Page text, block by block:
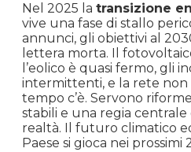
Nel 2025 la transizione
vive una fase di stallo
annunci, gli obiettivi al
lettera morta. Il
l’eolico è quasi fermo, gli
intermittenti, e la rete non
tempo c’è. Servono
stabili e una regia centrale
realtà. Il futuro climatico
Paese si gioca nei prossimi